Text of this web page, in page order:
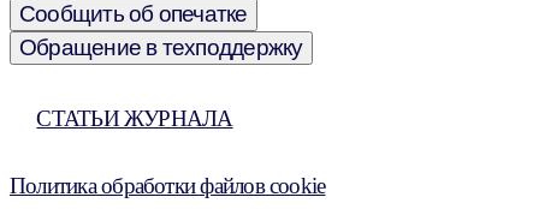
Сообщить об опечатке
Обращение в техподдержку
СТАТЬИ ЖУРНАЛА
Политика обработки файлов cookie